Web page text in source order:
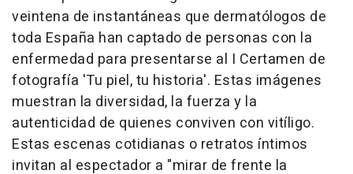
veintena de instantáneas que dermatólogos de
toda España han captado de personas con la
enfermedad para presentarse al I Certamen de
fotografía 'Tu piel, tu historia'. Estas imágenes
muestran la diversidad, la fuerza y la
autenticidad de quienes conviven con vitíligo.
Estas escenas cotidianas o retratos íntimos
invitan al espectador a "mirar de frente la